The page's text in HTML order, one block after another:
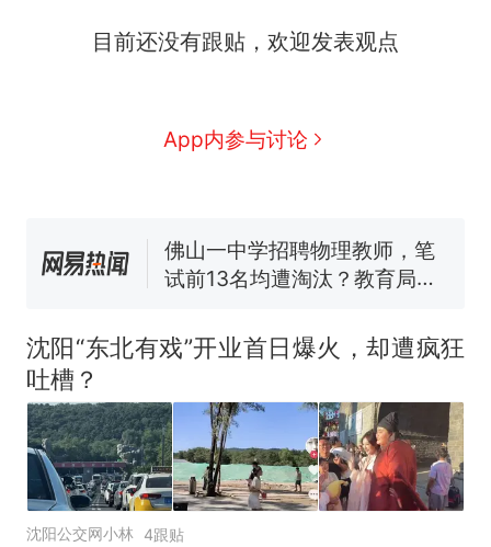
目前还没有跟贴，欢迎发表观点
App内参与讨论
全部作废，公平么？
眼了……
空调24小时开着反而更省电？
电力部门回应
已叫停招聘，成立调查组全面
核查
视频丨只要一枚命中就能让航
母瘫痪 轰-6J实力有多强？
搜，网友：天塌了！
十多万人报名的考试，成绩
全部作废，公平么？
沈阳“东北有戏”开业首日爆火，却遭疯狂
吐槽？
沈阳公交网小林 4跟贴